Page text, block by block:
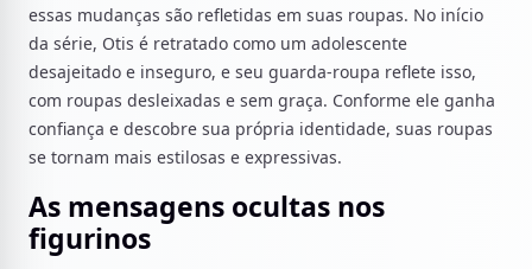
essas mudanças são refletidas em suas roupas. No início
da série, Otis é retratado como um adolescente
desajeitado e inseguro, e seu guarda-roupa reflete isso,
com roupas desleixadas e sem graça. Conforme ele ganha
confiança e descobre sua própria identidade, suas roupas
se tornam mais estilosas e expressivas.
As mensagens ocultas nos
figurinos